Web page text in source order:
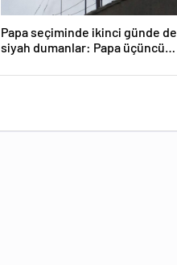
Papa seçiminde ikinci günde de
siyah dumanlar: Papa üçüncü